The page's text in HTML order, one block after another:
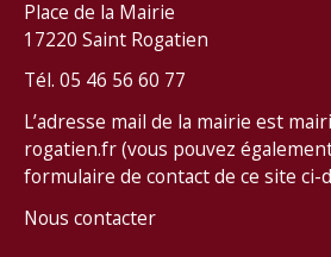
Place de la Mairie
17220 Saint Rogatien
Tél. 05 46 56 60 77
L’adresse mail de la mairie est
rogatien.fr (vous pouvez
formulaire de contact de ce site ci-
Nous contacter